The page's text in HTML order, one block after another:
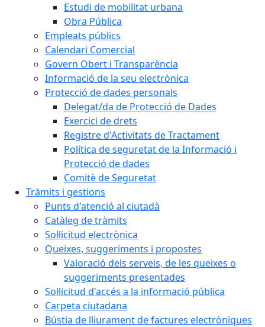
Estudi de mobilitat urbana
Obra Pública
Empleats públics
Calendari Comercial
Govern Obert i Transparència
Informació de la seu electrònica
Protecció de dades personals
Delegat/da de Protecció de Dades
Exercici de drets
Registre d'Activitats de Tractament
Política de seguretat de la Informació i
Protecció de dades
Comitè de Seguretat
Tràmits i gestions
Punts d'atenció al ciutadà
Catàleg de tràmits
Sol·licitud electrònica
Queixes, suggeriments i propostes
Valoració dels serveis, de les queixes o
suggeriments presentades
Sol·licitud d'accés a la informació pública
Carpeta ciutadana
Bústia de lliurament de factures electròniques